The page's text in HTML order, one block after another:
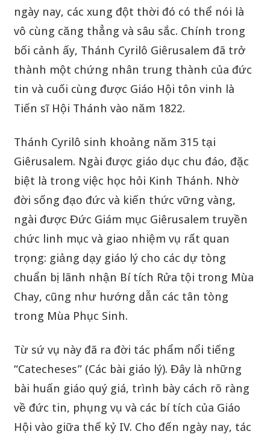
ngày nay, các xung đột thời đó có thể nói là
vô cùng căng thẳng và sâu sắc. Chính trong
bối cảnh ấy, Thánh Cyrilô Giêrusalem đã trở
thành một chứng nhân trung thành của đức
tin và cuối cùng được Giáo Hội tôn vinh là
Tiến sĩ Hội Thánh vào năm 1822.
Thánh Cyrilô sinh khoảng năm 315 tại
Giêrusalem. Ngài được giáo dục chu đáo, đặc
biệt là trong việc học hỏi Kinh Thánh. Nhờ
đời sống đạo đức và kiến thức vững vàng,
ngài được Đức Giám mục Giêrusalem truyền
chức linh mục và giao nhiệm vụ rất quan
trọng: giảng dạy giáo lý cho các dự tòng
chuẩn bị lãnh nhận Bí tích Rửa tội trong Mùa
Chay, cũng như hướng dẫn các tân tòng
trong Mùa Phục Sinh.
Từ sứ vụ này đã ra đời tác phẩm nổi tiếng
“Catecheses” (Các bài giáo lý). Đây là những
bài huấn giáo quý giá, trình bày cách rõ ràng
về đức tin, phụng vụ và các bí tích của Giáo
Hội vào giữa thế kỷ IV. Cho đến ngày nay, tác